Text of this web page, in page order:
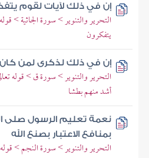
إن في ذلك لآيات لقوم
التحرير والتنوير > سورة الجاثية >
يتفكرون
إن في ذلك لذكرى لمن
التحرير والتنوير > سورة ق > قوله
أشد منهم بطشا
نعمة تعليم الرسول صلى
بمنافع الاعتبار بصنع الله
التحرير والتنوير > سورة النجم >